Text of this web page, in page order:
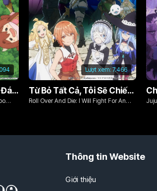
Vì Con Gái, Tôi Có Thể Đánh Bại Cả Ma Vương
Lượt xem: 7.466
Từ Bỏ Tất Cả, Tôi Sẽ Chiến Đấu Cho Một Cuộc Sống Bình Thường Với Tình Yêu Của Đời Mình Và Chiếc Thanh Kiếm Bị Nguyền Rủa!
Roll Over And Die: I Will Fight For An
Thông tin Website
Giới thiệu